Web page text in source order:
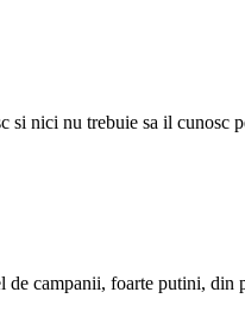
nu trebuie sa il cunosc
de campanii, foarte putini, din